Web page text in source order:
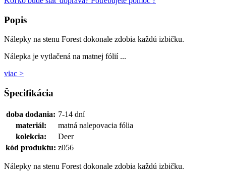
Popis
Nálepky na stenu Forest dokonale zdobia každú izbičku.
Nálepka je vytlačená na matnej fólií ...
viac >
Špecifikácia
doba dodania: 7-14 dní
materiál:
matná nalepovacia fólia
kolekcia:
Deer
kód produktu: z056
Nálepky na stenu Forest dokonale zdobia každú izbičku.